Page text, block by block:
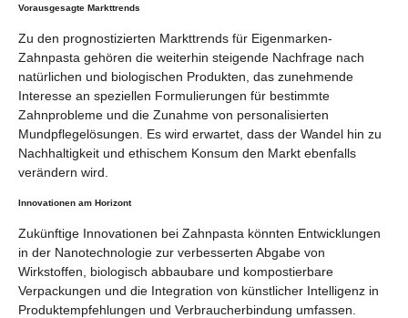
Vorausgesagte Markttrends
Zu den prognostizierten Markttrends für Eigenmarken-
Zahnpasta gehören die weiterhin steigende Nachfrage nach
natürlichen und biologischen Produkten, das zunehmende
Interesse an speziellen Formulierungen für bestimmte
Zahnprobleme und die Zunahme von personalisierten
Mundpflegelösungen. Es wird erwartet, dass der Wandel hin zu
Nachhaltigkeit und ethischem Konsum den Markt ebenfalls
verändern wird.
Innovationen am Horizont
Zukünftige Innovationen bei Zahnpasta könnten Entwicklungen
in der Nanotechnologie zur verbesserten Abgabe von
Wirkstoffen, biologisch abbaubare und kompostierbare
Verpackungen und die Integration von künstlicher Intelligenz in
Produktempfehlungen und Verbraucherbindung umfassen.